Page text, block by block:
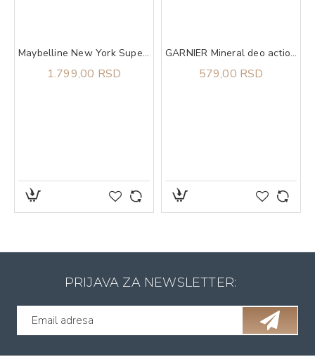
Maybelline New York Super Stay Lumi Matte tečni puder 140​
1.799,00 RSD
GARNIER Mineral deo action control thermic 72h sprej 150 ml
579,00 RSD
PRIJAVA ZA NEWSLETTER: